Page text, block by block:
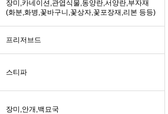
장미,카네이션,관엽식물,동양란,서양란,부자재
(화분,화병,꽃바구니,꽃상자,꽃포장재,리본 등등)
프리저브드
스티파
장미,안개,백묘국